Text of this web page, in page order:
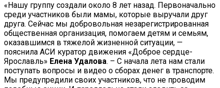
«Нашу группу создали около 8 лет назад. Первоначально
среди участников были мамы, которые выручали друг
друга. Сейчас мы добровольная незарегистрированная
общественная организация, помогаем детям и семьям,
оказавшимся в тяжелой жизненной ситуации, —
пояснила АСИ куратор движения «Доброе сердце-
Ярославль» Елена Удалова. – С начала лета нам стали
поступать вопросы и видео о сборах денег в транспорте.
Мы предупредили своих участников, что не проводим